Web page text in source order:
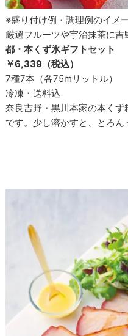
※盛り付け例・調理例のイメ
厳選フルーツや宇治抹茶に吉
都・本くず氷ギフトセット
￥6,339（税込）
7種7本（各75mリットル）
冷凍・送料込
奈良吉野・黒川本家の本く
です。少し溶かすと、とろん